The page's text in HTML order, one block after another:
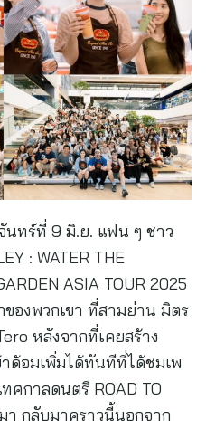
นทร์ที่ 9 มิ.ย. แฟน ๆ ชาว
: WATER THE
ASIA TOUR 2025
องพวกเขา ที่สามย่าน มิตร
หลังจากที่เคยสร้าง
ด้อมเพิ่มได้ทันทีที่ได้ชมเพ
ศกาลดนตรี ROAD TO
า กลับมาคราวนี้นอกจาก